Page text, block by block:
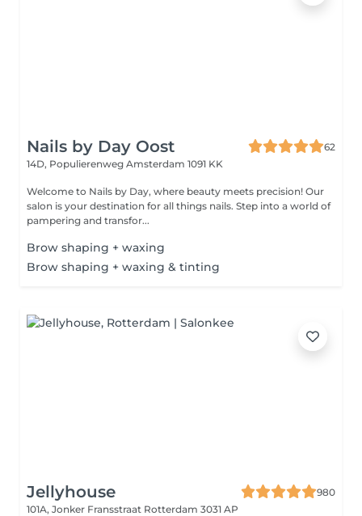
Nails by Day Oost
62
14D, Populierenweg Amsterdam 1091 KK
Welcome to Nails by Day, where beauty meets precision! Our
salon is your destination for all things nails. Step into a world of
pampering and transfor...
Brow shaping + waxing
Brow shaping + waxing & tinting
Jellyhouse
980
101A, Jonker Fransstraat Rotterdam 3031 AP